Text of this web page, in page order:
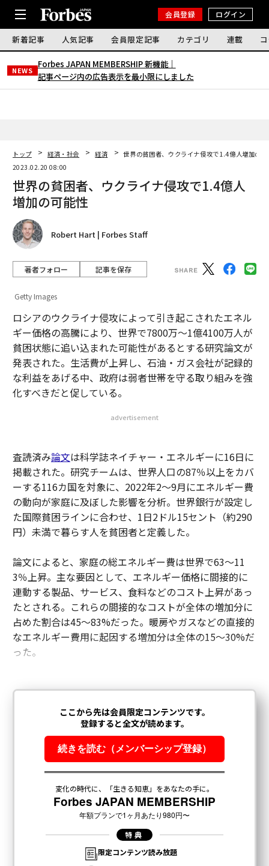
会員登録 ログイン
新着記事 人気記事 会員限定記事 カテゴリ 連載
NEWS
Forbes JAPAN MEMBERSHIP 新機能｜
記事ページ内の広告表示を最小限にしました
トップ 経済・社会 経済
世界の貧困者、ウクライナ侵攻で1.4億人増加の
2023.02.20 08:00
世界の貧困者、ウクライナ侵攻で1.4億人
増加の可能性
Robert Hart | Forbes Staff
著者フォロー 記事を保存
Getty Images
ロシアのウクライナ侵攻によって引き起こされたエネル
ギー価格の高騰により、世界で7800万〜1億4100万人が
貧困状態に追い込まれた可能性があるとする研究論文が
発表された。生活費が上昇し、石油・ガス会社が記録的
な利益をあげる中、政府は弱者世帯を守る取り組みを強
化すべきだと促している。
advertisement
査読済み論文は科学誌ネイチャー・エネルギーに16日に
掲載された。研究チームは、世界人口の87％以上をカバ
ーする116カ国を対象に、2022年2～9月にエネルギー費
の動向が家庭に及ぼした影響を分析。世界銀行が設定し
た国際貧困ラインに合わせ、1日2ドル15セント（約290
円）未満で暮らす人を貧困者と定義した。
論文によると、家庭の総エネルギー費は世界で63〜11
3％上昇。主な要因として、エネルギー価格に間接的に
連動する製品、サービス、食料などのコスト上昇があっ
たとされる。これらの間接的なコストが全体の増加分に
占めた割合は45〜83%だった。暖房やガスなどの直接的
なエネルギー費用に起因する増加分は全体の15〜30%だ
った。